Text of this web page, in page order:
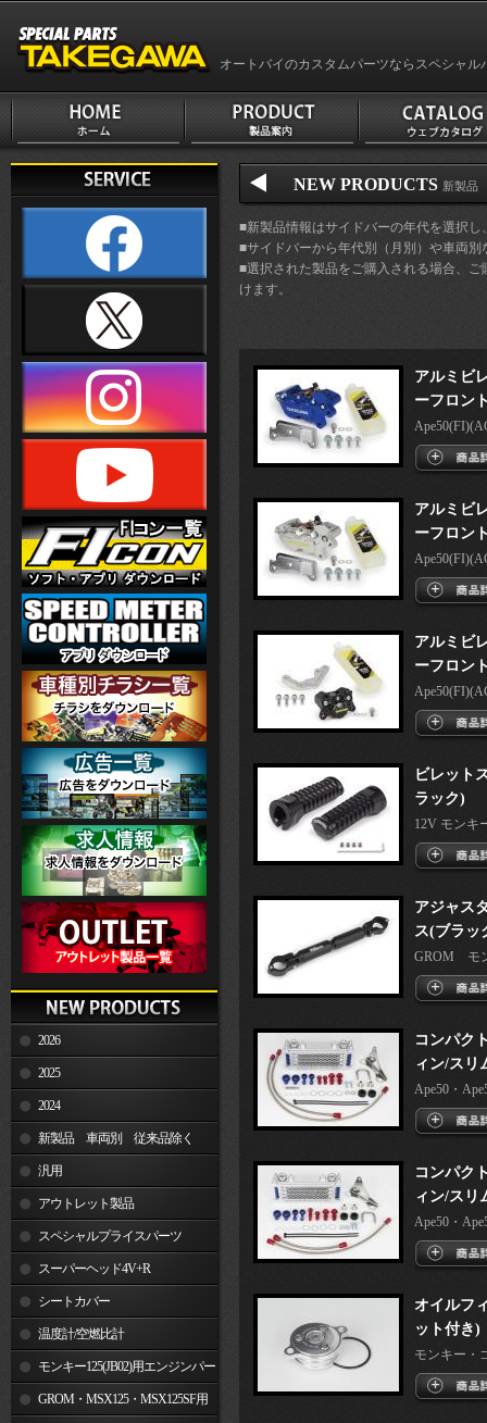
オートバイのカスタムパーツならスペシャル
2026
2025
2024
新製品 車両別 従来品除く
汎用
アウトレット製品
スペシャルプライスパーツ
スーパーヘッド4V+R
シートカバー
温度計/空燃比計
モンキー125(JB02)用エンジンパー
ツ GROM・MSX125・MSX125SF用
NEW PRODUCTS 新製品
■新製品情報はサイドバーの年代を選択
■サイドバーから年代別（月別）や車両
■選択された製品をご購入される場合、
けます。
アルミビ
ーフロン
アルミビ
ーフロン
アルミビ
ーフロン
ビレット
ラック)
12V モンキ
アジャス
ス(ブラッ
GROM モ
コンパク
ィン/スリ
Ape50・
コンパク
ィン/スリ
Ape50・
オイルフ
ット付き)
モンキー・